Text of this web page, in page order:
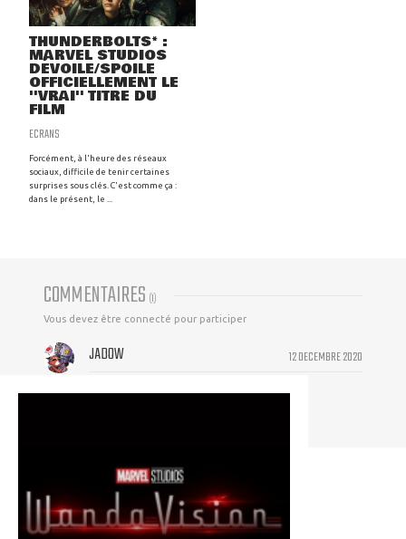
THUNDERBOLTS* :
MARVEL STUDIOS
DÉVOILE/SPOILE
OFFICIELLEMENT LE
''VRAI'' TITRE DU
FILM
ECRANS
Forcément, à l'heure des réseaux
sociaux, difficile de tenir certaines
surprises sous clés. C'est comme ça :
dans le présent, le ...
COMMENTAIRES (1)
Vous devez être connecté pour participer
12 DECEMBRE 2020
JADOW